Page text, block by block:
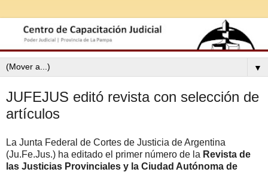
▼
JUFEJUS editó revista con selección de
artículos
La Junta Federal de Cortes de Justicia de Argentina
(Ju.Fe.Jus.) ha editado el primer número de la Revista de
las Justicias Provinciales y la Ciudad Autónoma de